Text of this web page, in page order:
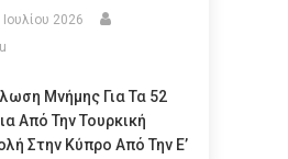
Ιουλίου 2026
Μνήμης Για Τα 52
Από Την Τουρκική
Στην Κύπρο Από Την Ε’